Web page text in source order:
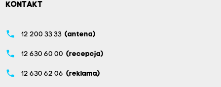
KONTAKT
phone 12 200 33 33 (antena)
phone 12 630 60 00 (recepcja)
phone 12 630 62 06 (reklama)